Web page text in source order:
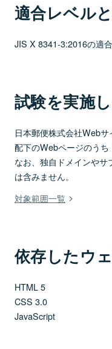
適合レベル
JIS X 8341-3:2016の適合
試験を実施
日本郵便株式会社Webサ
配下のWebページのうち
なお、独自ドメインやサ
は含みません。
対象範囲一覧
依存したウ
HTML 5
CSS 3.0
JavaScript